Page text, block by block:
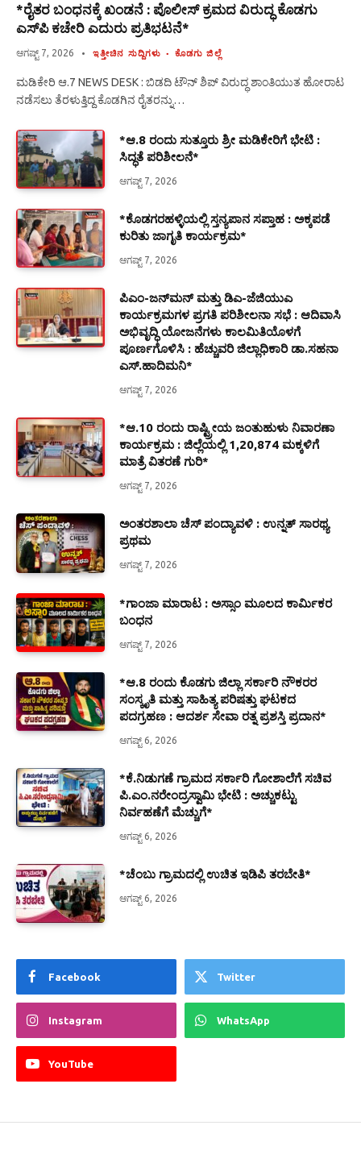
*ರೈತರ ಬಂಧನಕ್ಕೆ ಖಂಡನೆ : ಪೊಲೀಸ್ ಕ್ರಮದ ವಿರುದ್ಧ ಕೊಡಗು
ಎಸ್‍ಪಿ ಕಚೇರಿ ಎದುರು ಪ್ರತಿಭಟನೆ*
ಆಗಷ್ಟ್ 7, 2026 ಇತ್ತೀಚಿನ ಸುದ್ದಿಗಳು ಕೊಡಗು ಜಿಲ್ಲೆ
ಮಡಿಕೇರಿ ಆ.7 NEWS DESK : ಬಿಡದಿ ಟೌನ್ ಶಿಪ್ ವಿರುದ್ಧ ಶಾಂತಿಯುತ ಹೋರಾಟ
ನಡೆಸಲು ತೆರಳುತ್ತಿದ್ದ ಕೊಡಗಿನ ರೈತರನ್ನು…
*ಆ.8 ರಂದು ಸುತ್ತೂರು ಶ್ರೀ ಮಡಿಕೇರಿಗೆ ಭೇಟಿ :
ಸಿದ್ಧತೆ ಪರಿಶೀಲನೆ*
ಆಗಷ್ಟ್ 7, 2026
*ಕೊಡಗರಹಳ್ಳಿಯಲ್ಲಿ ಸ್ತನ್ಯಪಾನ ಸಪ್ತಾಹ : ಅಕ್ಕಪಡೆ
ಕುರಿತು ಜಾಗೃತಿ ಕಾರ್ಯಕ್ರಮ*
ಆಗಷ್ಟ್ 7, 2026
ಪಿಎಂ-ಜನ್‍ಮನ್ ಮತ್ತು ಡಿಎ-ಜೆಜಿಯುಎ
ಕಾರ್ಯಕ್ರಮಗಳ ಪ್ರಗತಿ ಪರಿಶೀಲನಾ ಸಭೆ : ಆದಿವಾಸಿ
ಅಭಿವೃದ್ಧಿ ಯೋಜನೆಗಳು ಕಾಲಮಿತಿಯೊಳಗೆ
ಪೂರ್ಣಗೊಳಿಸಿ : ಹೆಚ್ಚುವರಿ ಜಿಲ್ಲಾಧಿಕಾರಿ ಡಾ.ಸಹನಾ
ಎಸ್.ಹಾದಿಮನಿ*
ಆಗಷ್ಟ್ 7, 2026
*ಆ.10 ರಂದು ರಾಷ್ಟ್ರೀಯ ಜಂತುಹುಳು ನಿವಾರಣಾ
ಕಾರ್ಯಕ್ರಮ : ಜಿಲ್ಲೆಯಲ್ಲಿ 1,20,874 ಮಕ್ಕಳಿಗೆ
ಮಾತ್ರೆ ವಿತರಣೆ ಗುರಿ*
ಆಗಷ್ಟ್ 7, 2026
ಅಂತರಶಾಲಾ ಚೆಸ್ ಪಂದ್ಯಾವಳಿ : ಉನ್ನತ್ ಸಾರಥ್ಯ
ಪ್ರಥಮ
ಆಗಷ್ಟ್ 7, 2026
*ಗಾಂಜಾ ಮಾರಾಟ : ಅಸ್ಸಾಂ ಮೂಲದ ಕಾರ್ಮಿಕರ
ಬಂಧನ
ಆಗಷ್ಟ್ 7, 2026
*ಆ.8 ರಂದು ಕೊಡಗು ಜಿಲ್ಲಾ ಸರ್ಕಾರಿ ನೌಕರರ
ಸಂಸ್ಕೃತಿ ಮತ್ತು ಸಾಹಿತ್ಯ ಪರಿಷತ್ತು ಘಟಕದ
ಪದಗ್ರಹಣ : ಆದರ್ಶ ಸೇವಾ ರತ್ನ ಪ್ರಶಸ್ತಿ ಪ್ರದಾನ*
ಆಗಷ್ಟ್ 6, 2026
*ಕೆ.ನಿಡುಗಣೆ ಗ್ರಾಮದ ಸರ್ಕಾರಿ ಗೋಶಾಲೆಗೆ ಸಚಿವ
ಪಿ.ಎಂ.ನರೇಂದ್ರಸ್ವಾಮಿ ಭೇಟಿ : ಅಚ್ಚುಕಟ್ಟು
ನಿರ್ವಹಣೆಗೆ ಮೆಚ್ಚುಗೆ*
ಆಗಷ್ಟ್ 6, 2026
*ಚೆಂಬು ಗ್ರಾಮದಲ್ಲಿ ಉಚಿತ ಇಡಿಪಿ ತರಬೇತಿ*
ಆಗಷ್ಟ್ 6, 2026
Facebook Twitter
Instagram WhatsApp
YouTube